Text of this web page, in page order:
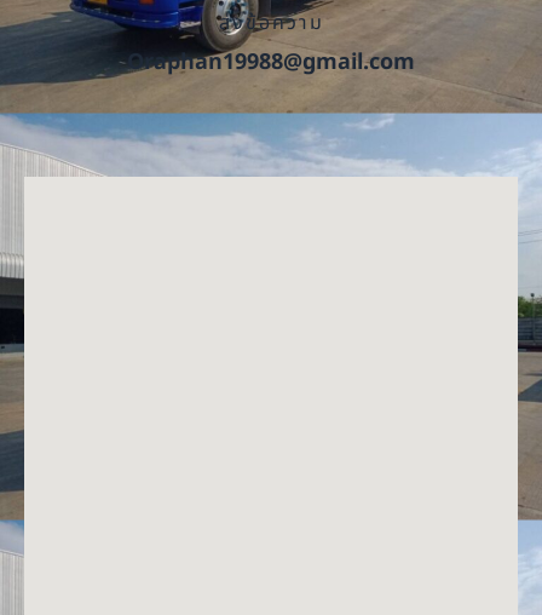
ส่งข้อความ
Oraphan19988@gmail.com